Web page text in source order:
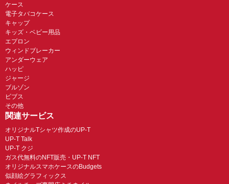
ケース
電子タバコケース
キャップ
キッズ・ベビー用品
エプロン
ウィンドブレーカー
アンダーウェア
ハッピ
ジャージ
ブルゾン
ビブス
その他
関連サービス
オリジナルTシャツ作成のUP-T
UP-T Talk
UP-T クジ
ガス代無料のNFT販売・UP-T NFT
オリジナルスマホケースのBudgets
似顔絵グラフィックス